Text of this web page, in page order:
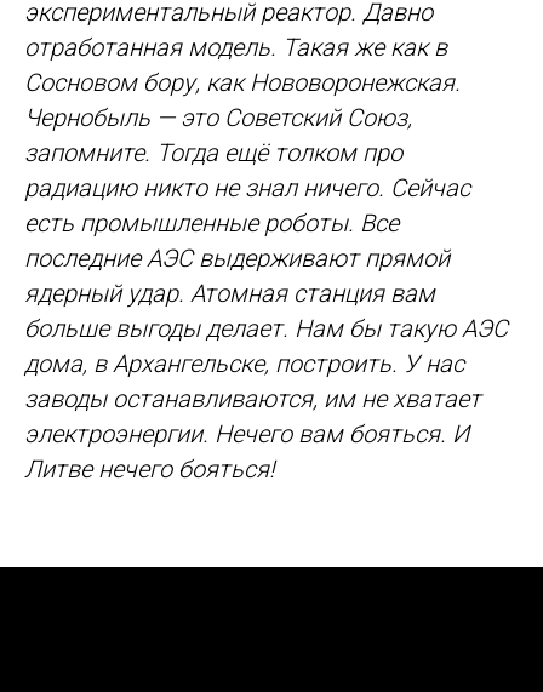
экспериментальный реактор. Давно
отработанная модель. Такая же как в
Сосновом бору, как Нововоронежская.
Чернобыль — это Советский Союз,
запомните. Тогда ещё толком про
радиацию никто не знал ничего. Сейчас
есть промышленные роботы. Все
последние АЭС выдерживают прямой
ядерный удар. Атомная станция вам
больше выгоды делает. Нам бы такую АЭС
дома, в Архангельске, построить. У нас
заводы останавливаются, им не хватает
электроэнергии. Нечего вам бояться. И
Литве нечего бояться!